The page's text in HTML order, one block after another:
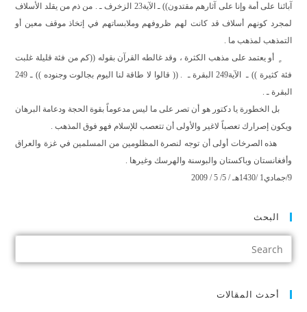
آبائنا على أمة وإنا على آثارهم مقتدون)) ـ الآية23 الزخرف ـ . من ذم من يقلد الأسلاف
لمجرد كونهم أسلاف قد كانت لهم ظروفهم وملابساتهم في إتخاذ موقف معين أو
التمذهب لمذهب ما .
أو يعتمد على مذهب الكثرة ، وقد غالطه القرآن بقوله ((كم من فئة قليلة غلبت
فئة كثيرة )) ـ
الآية249 البقرة ـ
. (( قالوا لا طاقة لنا اليوم بجالوت وجنوده )) ـ 249
البقرة ـ .
بل الخطورة يا دكتور هو أن تصر على ما ليس مدعوماً بقوة الحجة ودعامة البرهان
ويكون إصرارك تعصباً لاغير والأولى أن تتعصب للإسلام فهو فوق المذهب .
هذه الصرخات أولى أن توجه لنصرة المظلومين من المسلمين في غزة والعراق
وأفغانستان وباكستان والبوسنة والهرسك وغيرها .
9/جمادي1 /1430هـ / 5/ 5 / 2009
البحث
أحدث المقالات